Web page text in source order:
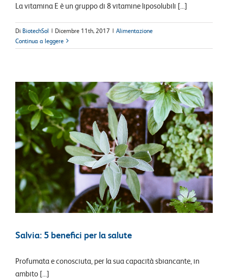
La vitamina E è un gruppo di 8 vitamine liposolubili [...]
Di BiotechSol | Dicembre 11th, 2017 | Alimentazione
Continua a leggere
Salvia: 5 benefici per la salute
Profumata e conosciuta, per la sua capacità sbiancante, in
ambito [...]